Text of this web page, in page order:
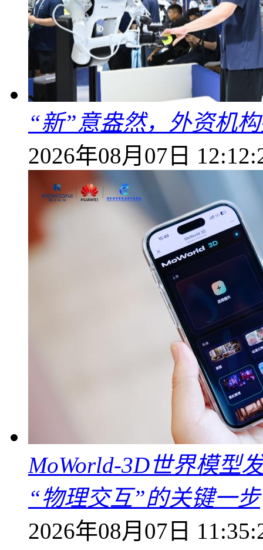
“新”意盎然，外资机
2026年08月07日
MoWorld-3D世界模型
“物理交互”的关键一步
2026年08月07日